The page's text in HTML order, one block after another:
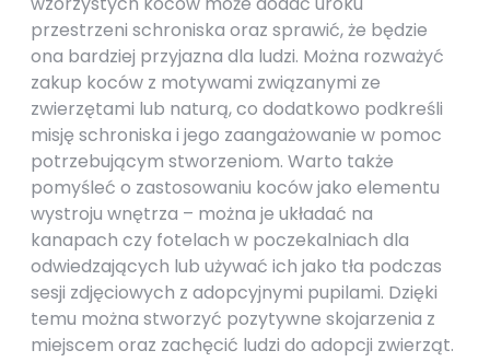
przestrzeni schroniska oraz sprawić, że będzie
ona bardziej przyjazna dla ludzi. Można rozważyć
zakup koców z motywami związanymi ze
zwierzętami lub naturą, co dodatkowo podkreśli
misję schroniska i jego zaangażowanie w pomoc
potrzebującym stworzeniom. Warto także
pomyśleć o zastosowaniu koców jako elementu
wystroju wnętrza – można je układać na
kanapach czy fotelach w poczekalniach dla
odwiedzających lub używać ich jako tła podczas
sesji zdjęciowych z adopcyjnymi pupilami. Dzięki
temu można stworzyć pozytywne skojarzenia z
miejscem oraz zachęcić ludzi do adopcji zwierząt.